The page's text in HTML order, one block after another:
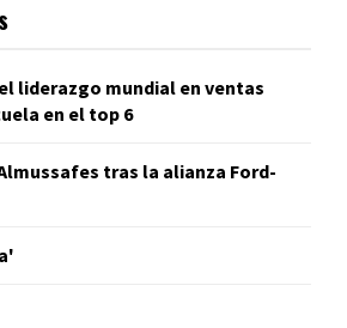
liderazgo mundial en ventas
en el top 6
tras la alianza Ford-